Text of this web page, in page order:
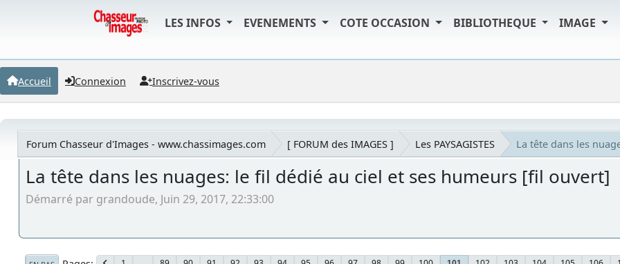
LES INFOS EVENEMENTS COTE OCCASION BIBLIOTHEQUE IMAGE
Accueil Connexion Inscrivez-vous
Forum Chasseur d'Images - www.chassimages.com [ FORUM des IMAGES ] Les PAYSAGISTES La tête dans les
La tête dans les nuages: le fil dédié au ciel et ses humeurs [fil ouvert]
Démarré par grandoude, Juin 29, 2017, 22:33:00